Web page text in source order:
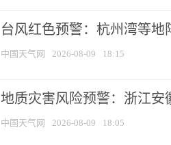
台风红色预警：杭州湾等地
中国天气网 2026-08-09 18:15
地质灾害风险预警：浙江安
中国天气网 2026-08-09 18:05